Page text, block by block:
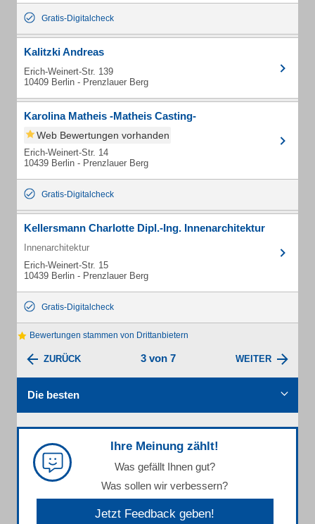
Gratis-Digitalcheck
Kalitzki Andreas
Erich-Weinert-Str. 139
10409 Berlin - Prenzlauer Berg
Karolina Matheis -Matheis Casting-
Web Bewertungen vorhanden
Erich-Weinert-Str. 14
10439 Berlin - Prenzlauer Berg
Gratis-Digitalcheck
Kellersmann Charlotte Dipl.-Ing. Innenarchitektur
Innenarchitektur
Erich-Weinert-Str. 15
10439 Berlin - Prenzlauer Berg
Gratis-Digitalcheck
Bewertungen stammen von Drittanbietern
ZURÜCK 3 von 7 WEITER
Die besten
Ihre Meinung zählt!
Was gefällt Ihnen gut?
Was sollen wir verbessern?
Jetzt Feedback geben!